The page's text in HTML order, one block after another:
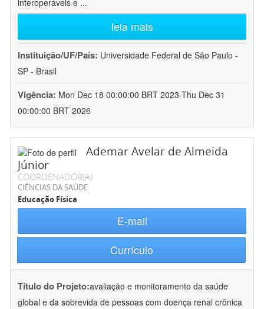
interoperáveis e ...
leia mais
Instituição/UF/País: Universidade Federal de São Paulo -
SP - Brasil
Vigência: Mon Dec 18 00:00:00 BRT 2023-Thu Dec 31
00:00:00 BRT 2026
Ademar Avelar de Almeida
Júnior
COORDENADOR(A)
CIÊNCIAS DA SAÚDE
Educação Física
E-mail
Currículo
Título do Projeto:avaliação e monitoramento da saúde
global e da sobrevida de pessoas com doença renal crônica